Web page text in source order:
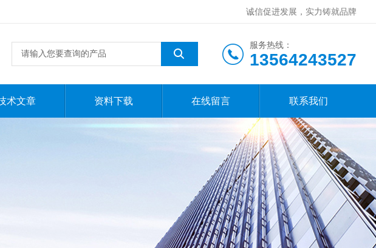
诚信促进发展，实力铸就品牌
服务热线：
13564243527
术文章 资料下载 在线留言 联系我们